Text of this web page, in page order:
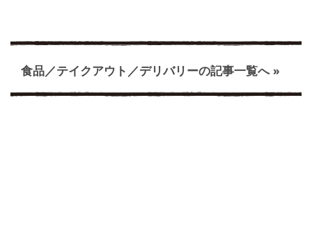
食品／テイクアウト／デリバリーの記事一覧へ »